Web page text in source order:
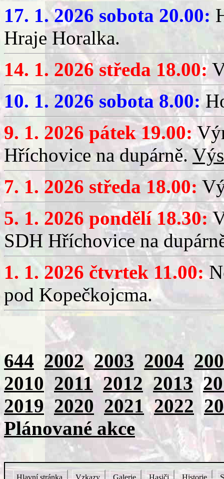
17. 1. 2026 sobota 20.00:
Hraje Horalka.
14. 1. 2026 středa 18.00:
10. 1. 2026 sobota 8.00:
9. 1. 2026 pátek 19.00:
Hříchovice na dupárně.
7. 1. 2026 středa 18.00:
5. 1. 2026 pondělí 18.30:
SDH Hříchovice na
1. 1. 2026 čtvrtek 11.00:
pod Kopečkojcma.
644 2002 2003 2004
2010 2011 2012 2013
2019 2020 2021 2022
Plánované akce
Hlavní stránka Vzkazy Galerie Hasiči Historie